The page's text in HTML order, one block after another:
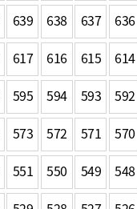
639 638 637 636
617 616 615 614
595 594 593 592
573 572 571 570
551 550 549 548